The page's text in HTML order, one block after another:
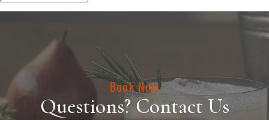
Book Now
Questions? Contact Us